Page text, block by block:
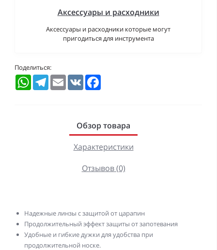
Аксессуары и расходники
Аксессуары и расходники которые могут
пригодиться для инструмента
Поделиться:
WhatsAppTelegramEmail VK
Обзор товара
Характеристики
Отзывов (0)
Надежные линзы с защитой от царапин
Продолжительный эффект защиты от запотевания
Удобные и гибкие дужки для удобства при
продолжительной носке.